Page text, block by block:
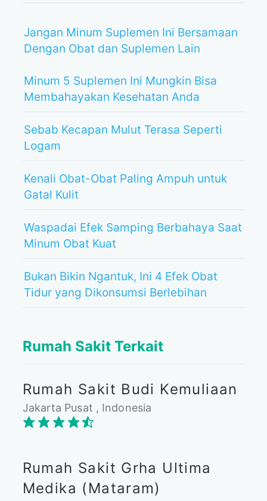
Jangan Minum Suplemen Ini Bersamaan
Dengan Obat dan Suplemen Lain
Minum 5 Suplemen Ini Mungkin Bisa
Membahayakan Kesehatan Anda
Sebab Kecapan Mulut Terasa Seperti
Logam
Kenali Obat-Obat Paling Ampuh untuk
Gatal Kulit
Waspadai Efek Samping Berbahaya Saat
Minum Obat Kuat
Bukan Bikin Ngantuk, Ini 4 Efek Obat
Tidur yang Dikonsumsi Berlebihan
Rumah Sakit Terkait
Rumah Sakit Budi Kemuliaan
Jakarta Pusat , Indonesia
Rumah Sakit Grha Ultima
Medika (Mataram)